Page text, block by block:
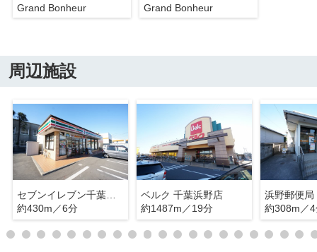
Grand Bonheur Grand Bonheur
周辺施設
セブンイレブン千葉浜野西店
約430m／6分
ベルク 千葉浜野店
約1487m／19分
浜野郵便局
約308m／